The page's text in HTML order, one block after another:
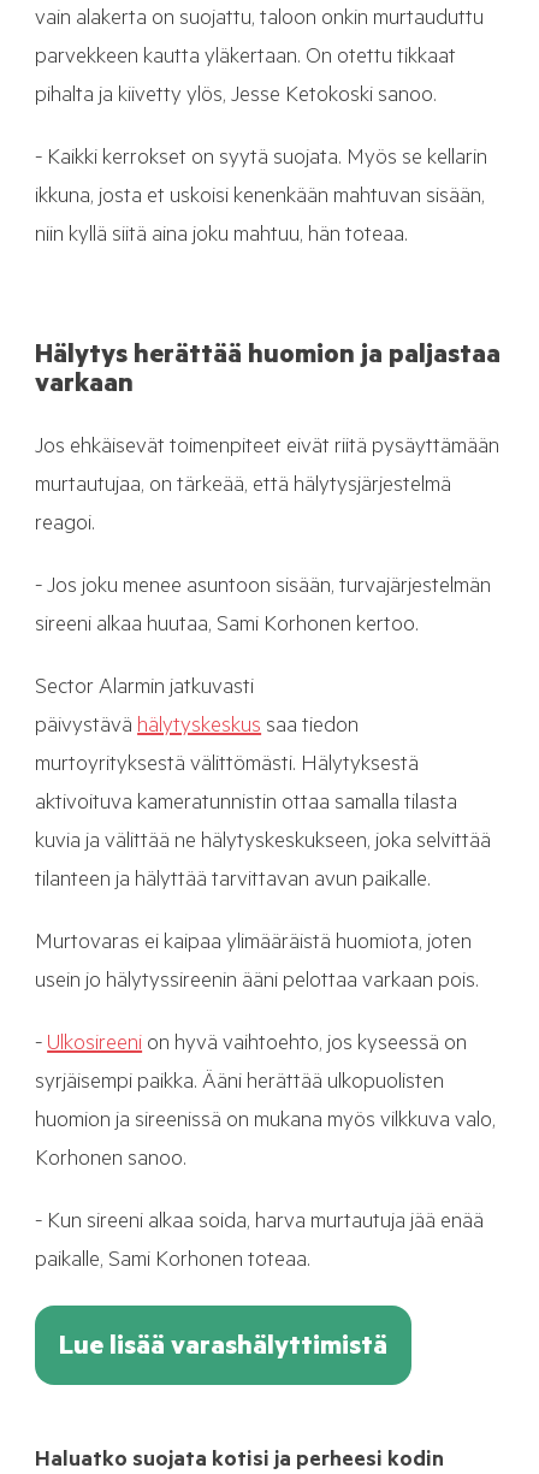
vain alakerta on suojattu, taloon onkin murtauduttu
parvekkeen kautta yläkertaan. On otettu tikkaat
pihalta ja kiivetty ylös, Jesse Ketokoski sanoo.
- Kaikki kerrokset on syytä suojata. Myös se kellarin
ikkuna, josta et uskoisi kenenkään mahtuvan sisään,
niin kyllä siitä aina joku mahtuu, hän toteaa.
Hälytys herättää huomion ja paljastaa
varkaan
Jos ehkäisevät toimenpiteet eivät riitä pysäyttämään
murtautujaa, on tärkeää, että hälytysjärjestelmä
reagoi.
- Jos joku menee asuntoon sisään, turvajärjestelmän
sireeni alkaa huutaa, Sami Korhonen kertoo.
Sector Alarmin jatkuvasti
päivystävä hälytyskeskus saa tiedon
murtoyrityksestä välittömästi. Hälytyksestä
aktivoituva kameratunnistin ottaa samalla tilasta
kuvia ja välittää ne hälytyskeskukseen, joka selvittää
tilanteen ja hälyttää tarvittavan avun paikalle.
Murtovaras ei kaipaa ylimääräistä huomiota, joten
usein jo hälytyssireenin ääni pelottaa varkaan pois.
- Ulkosireeni on hyvä vaihtoehto, jos kyseessä on
syrjäisempi paikka. Ääni herättää ulkopuolisten
huomion ja sireenissä on mukana myös vilkkuva valo,
Korhonen sanoo.
- Kun sireeni alkaa soida, harva murtautuja jää enää
paikalle, Sami Korhonen toteaa.
Lue lisää varashälyttimistä
Haluatko suojata kotisi ja perheesi kodin